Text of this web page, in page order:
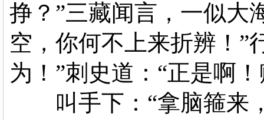
挣？”三藏闻言，一似大
空，你何不上来折辨！”
为！”刺史道：“正是啊
叫手下：“拿脑箍来